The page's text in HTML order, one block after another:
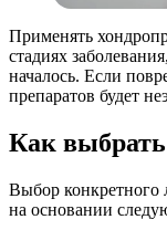
Применять
стадиях
началось. Если
препаратов будет
Как выбрать
Выбор конкретного
на основании